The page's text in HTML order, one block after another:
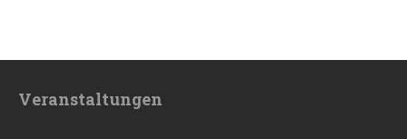
Veranstaltungen